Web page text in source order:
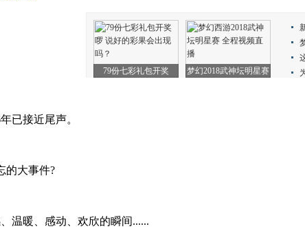
已接近尾声。
大事件?
暖、感动、欢欣的瞬间......